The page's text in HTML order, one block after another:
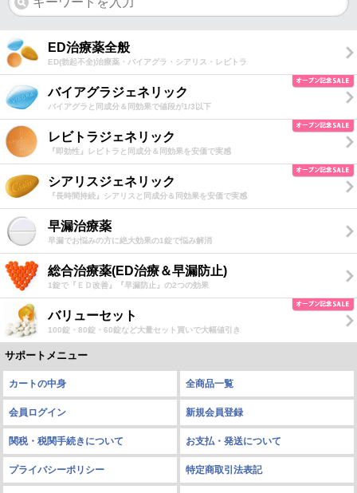
ED治療薬全般
ED(勃起不全)治療薬・バイアグラ・シアリス・レビトラ
バイアグラジェネリック
バイアグラと同成分＆同効果で値段が1/3以下
レビトラジェネリック
『即効性』レビトラと同成分＆同効果を安価で実感
シアリスジェネリック
『長時間持続』シアリスと同成分＆同効果を安価で実感
早漏治療薬
早漏でお悩みの方に絶大効果の1錠で悩み解消
総合治療薬(ED治療＆早漏防止)
1錠で『ＥＤ改善』『早漏防止』の2つの効果
バリューセット
100錠・80錠・60錠など大量セット買いで大幅値引き
サポートメニュー
カートの中身 全商品一覧
会員ログイン 新規会員登録
関税・税関手続きについて お支払・発送について
プライバシーポリシー 特定商取引法表記